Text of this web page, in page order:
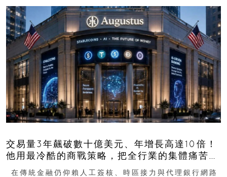
交易量3年飆破數十億美元、年增長高達10倍！
他用最冷酷的商戰策略，把全行業的集體痛苦榨
成百億金庫
在傳統金融仍仰賴人工簽核、時區接力與代理銀行網路